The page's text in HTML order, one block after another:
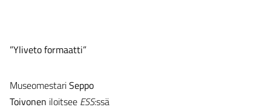
”Yliveto formaatti”
MuseomestariSeppo
Toivonen iloitsee ESS:ssä